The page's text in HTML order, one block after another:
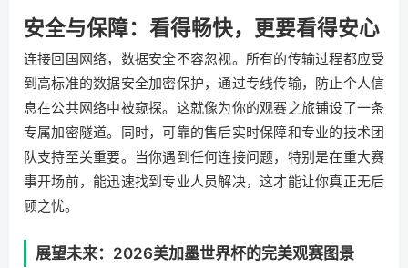
安全与保障：看得畅快，更要看得安心
连接回国网络，数据安全不容忽视。所有的传输过程都应受
到高标准的数据安全加密保护，通过专线传输，防止个人信
息在公共网络中被窥探。这就像为你的观赛之旅铺设了一条
专属加密隧道。同时，可靠的售后实时保障和专业的技术团
队支持至关重要。当你遇到任何连接问题，特别是在重大赛
事开场前，能迅速找到专业人员解决，这才能让你真正无后
顾之忧。
展望未来：2026美加墨世界杯的完美观赛图景